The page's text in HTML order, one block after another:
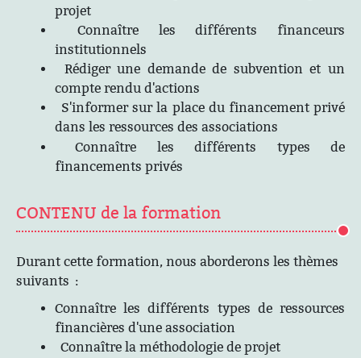
projet
Connaître les différents financeurs
institutionnels
Rédiger une demande de subvention et un
compte rendu d'actions
S'informer sur la place du financement privé
dans les ressources des associations
Connaître les différents types de
financements privés
CONTENU de la formation
Durant cette formation, nous aborderons les thèmes
suivants :
Connaître les différents types de ressources
financières d'une association
Connaître la méthodologie de projet